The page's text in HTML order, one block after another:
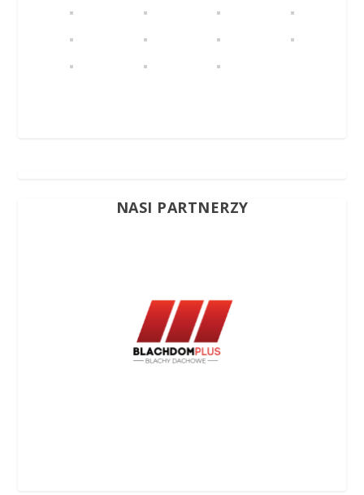
NASI PARTNERZY